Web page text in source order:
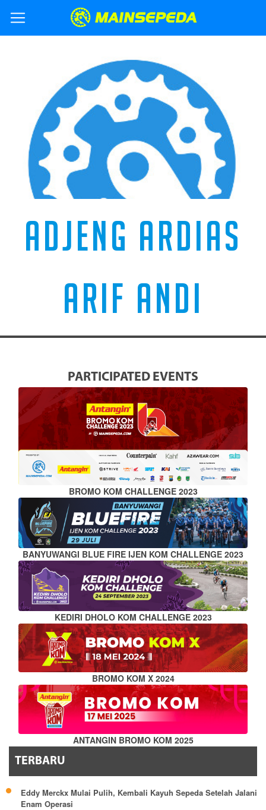
ADJENG ARDIAS
ARIF ANDI
PARTICIPATED EVENTS
BROMO KOM CHALLENGE 2023
BANYUWANGI BLUE FIRE IJEN KOM CHALLENGE 2023
KEDIRI DHOLO KOM CHALLENGE 2023
BROMO KOM X 2024
ANTANGIN BROMO KOM 2025
TERBARU
Eddy Merckx Mulai Pulih, Kembali Kayuh Sepeda Setelah Jalani
Enam Operasi